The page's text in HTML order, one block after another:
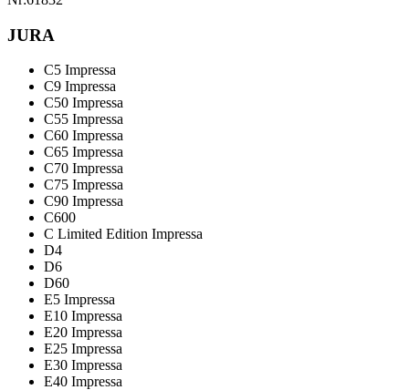
JURA
C5 Impressa
C9 Impressa
C50 Impressa
C55 Impressa
C60 Impressa
C65 Impressa
C70 Impressa
C75 Impressa
C90 Impressa
C600
C Limited Edition Impressa
D4
D6
D60
E5 Impressa
E10 Impressa
E20 Impressa
E25 Impressa
E30 Impressa
E40 Impressa